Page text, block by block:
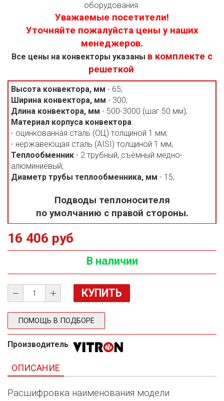
оборудования.
Уважаемые посетители!
Уточняйте пожалуйста цены у наших
менеджеров.
Все цены на конвекторы указаны в комплекте с
решеткой.
Высота конвектора, мм - 65;
Ширина конвектора, мм - 300;
Длина конвектора, мм - 500-3000 (шаг 50 мм);
Материал корпуса конвектора:
- оцинкованная сталь (ОЦ) толщиной 1 мм;
- нержавеющая сталь (AISI) толщиной 1 мм;
Теплообменник - 2 трубный, съёмный медно-
алюминиевый;
Диаметр трубы теплообменника, мм - 15;
Подводы теплоносителя
по умолчанию с правой стороны.
16 406 руб
В наличии
ПОМОЩЬ В ПОДБОРЕ
Производитель
ОПИСАНИЕ
Расшифровка наименования модели